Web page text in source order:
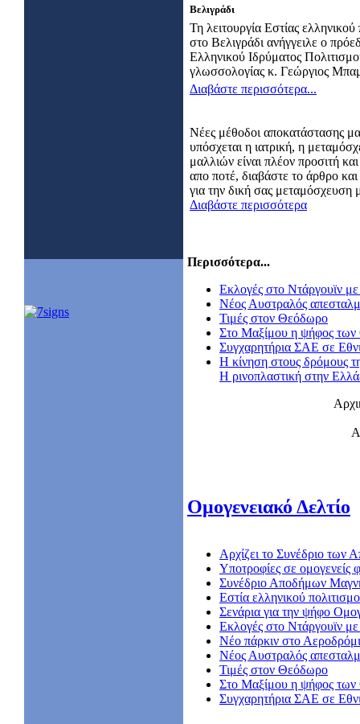
Βελιγράδι
Τη λειτουργία Εστίας ελληνικού
στο Βελιγράδι ανήγγειλε ο
Ελληνικού Ιδρύματος
γλωσσολογίας κ. Γεώργιος
Διαβάστε περισσότερα...
Νέες μέθοδοι αποκατάστασης
υπόσχεται η ιατρική, η
μαλλιών είναι πλέον προσιτή
απο ποτέ, διαβάστε το άρθρο
για την δική σας μεταμόσχευση
Διαβάστε περισσότερα
Περισσότερα...
Εκλογές στο Ντάργουϊν με
Nέος Αυστραλός
Τιμές στον Θεόδωρο
Στο Μαξίμου η ψήφος
Συγχαρητήρια ΣΑΕ σε
Η κίνηση στους δρόμους
Η ρινοπλαστική στην
Ομογενειακό Δελτίο
Αρχίζει το Συνέδριο
Υποτροφίες σε ομογενείς
Συνέδριο Αποδήμων
Εστία ελληνικού
Σενάρια για την ψήφο
Εκλογές στο Ντάργουϊν με
Νέο πάρκιν στο
Nέος Αυστραλός
Τιμές στον Θεόδωρο
Στο Μαξίμου η ψήφος
Συγχαρητήρια ΣΑΕ σε